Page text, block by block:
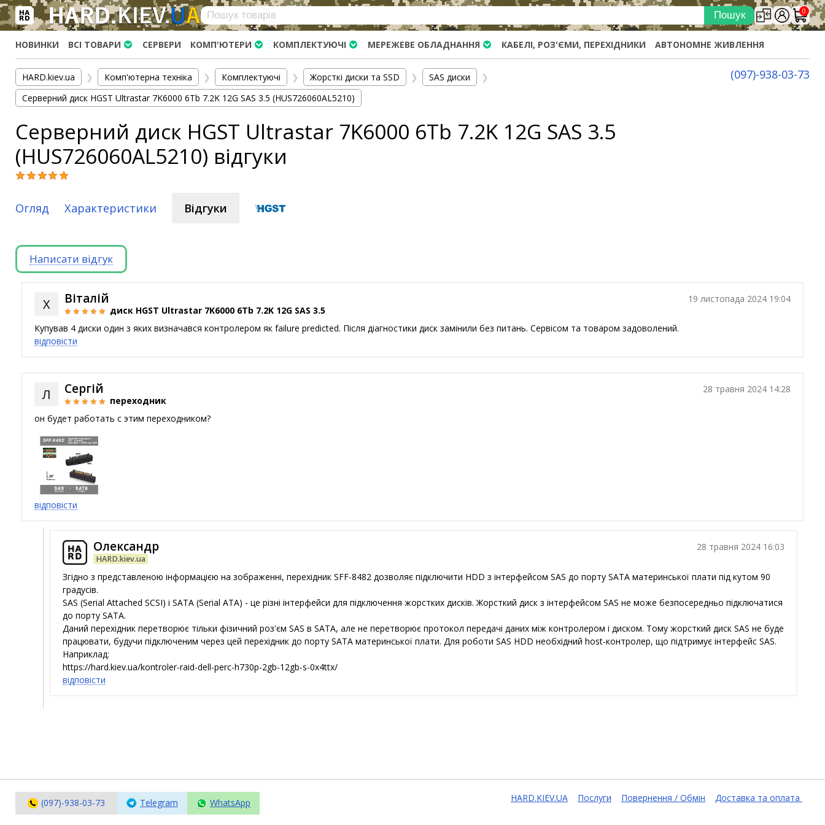
0
Вхід|Реєстрація×
(097)-938-03-73 Telegram WhatsApp
HARD.KIEV.UA
Послуги
Повернення / Обмін
Доставка та оплата
Комп'ютери
Ноутбуки
Сервери
Процесори (CPU)
Оперативна пам'ять
Жорсткі диски та SSD
SAS диски
SATA диски
NVMe диски
Блоки живлення
Кулери та системи охолодження
Корпуси
Кошики та салазки для жорстких дисків
Рейки та кріплення
Інші комплектуючі
Заглушки для корпусів
Мережеве обладнання
Маршрутизатори та комутатори
Мережеві карти
Wi-Fi і Bluetooth адаптери
Кабелі та роз'єми
Хаби і кардридери
Фильтри та стабілізатори
Аксесуари для ноутбуків
Монітори
Клавіатури, миші, комплекти
НОВИНКИ ВСІ ТОВАРИ СЕРВЕРИ КОМП'ЮТЕРИ КОМПЛЕКТУЮЧІ МЕРЕЖЕВЕ ОБЛАДНАННЯ КАБЕЛІ, РОЗ'ЄМИ, ПЕРЕХІДНИКИ АВТОНОМНЕ ЖИВЛЕННЯ
(097)-938-03-73
HARD.kiev.ua ❯ Комп'ютерна техніка ❯ Комплектуючі ❯ Жорсткі диски та SSD ❯ SAS диски
❯
Серверний диск HGST Ultrastar 7K6000 6Tb 7.2K 12G SAS 3.5 (HUS726060AL5210)
Серверний диск HGST Ultrastar 7K6000 6Tb 7.2K 12G SAS 3.5
(HUS726060AL5210) відгуки
Огляд Характеристики Відгуки
Написати відгук
19 листопада 2024 19:04
Х Віталій
диск HGST Ultrastar 7K6000 6Tb 7.2K 12G SAS 3.5
Купував 4 диски один з яких визначався контролером як failure predicted. Після діагностики диск замінили без питань. Сервісом та товаром задоволений.
відповісти
28 травня 2024 14:28
Л Сергій
переходник
он будет работать с этим переходником?
відповісти
28 травня 2024 16:03
Олександр
HARD.kiev.ua
Згідно з представленою інформацією на зображенні, перехідник SFF-8482 дозволяє підключити HDD з інтерфейсом SAS до порту SATA материнської плати під кутом 90
градусів.
SAS (Serial Attached SCSI) і SATA (Serial ATA) - це різні інтерфейси для підключення жорстких дисків. Жорсткий диск з інтерфейсом SAS не може безпосередньо підключатися
до порту SATA.
Даний перехідник перетворює тільки фізичний роз'єм SAS в SATA, але не перетворює протокол передачі даних між контролером і диском. Тому жорсткий диск SAS не буде
працювати, будучи підключеним через цей перехідник до порту SATA материнської плати. Для роботи SAS HDD необхідний host-контролер, що підтримує інтерфейс SAS.
Наприклад:
https://hard.kiev.ua/kontroler-raid-dell-perc-h730p-2gb-12gb-s-0x4ttx/
відповісти
(097)-938-03-73 Telegram WhatsApp HARD.KIEV.UA Послуги Повернення / Обмін Доставка та оплата